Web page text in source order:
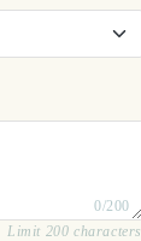
0/200
Limit 200 characters